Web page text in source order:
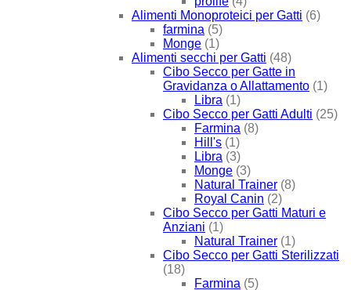
Alimenti Monoproteici per Gatti (6)
farmina (5)
Monge (1)
Alimenti secchi per Gatti (48)
Cibo Secco per Gatte in
Gravidanza o Allattamento (1)
Libra (1)
Cibo Secco per Gatti Adulti (25)
Farmina (8)
Hill's (1)
Libra (3)
Monge (3)
Natural Trainer (8)
Royal Canin (2)
Cibo Secco per Gatti Maturi e
Anziani (1)
Natural Trainer (1)
Cibo Secco per Gatti Sterilizzati
(18)
Farmina (5)